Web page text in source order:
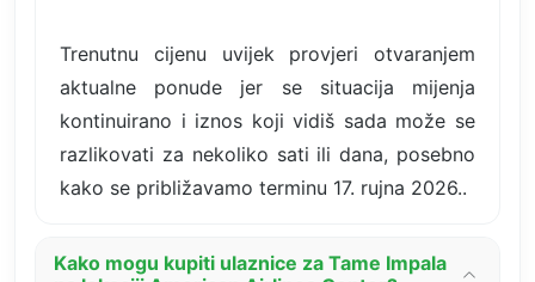
Trenutnu cijenu uvijek provjeri otvaranjem
aktualne ponude jer se situacija mijenja
kontinuirano i iznos koji vidiš sada može se
razlikovati za nekoliko sati ili dana, posebno
kako se približavamo terminu 17. rujna 2026..
Kako mogu kupiti ulaznice za Tame Impala